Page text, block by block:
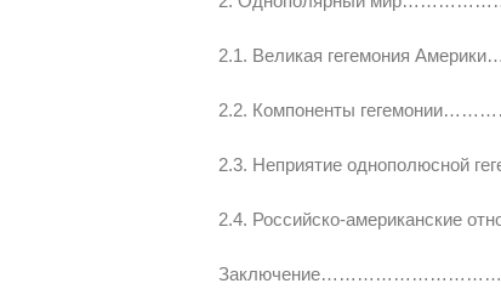
2.1. Великая гегемония
2.2. Компоненты
2.3. Неприятие
2.4. Российско-